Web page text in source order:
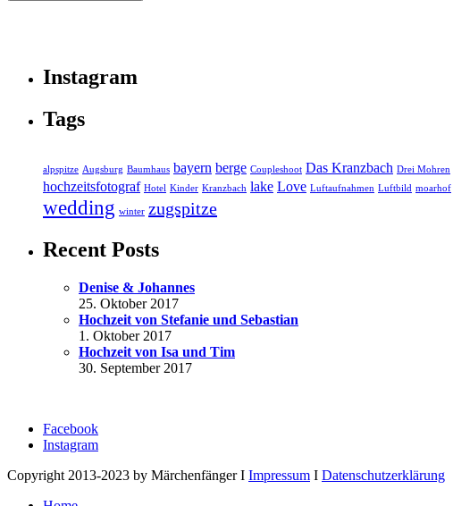
Instagram
Tags
alpspitze Augsburg Baumhaus bayern berge Coupleshoot Das Kranzbach Drei Mohren
hochzeitsfotograf Hotel Kinder Kranzbach lake Love Luftaufnahmen Luftbild moarhof
wedding winter zugspitze
Recent Posts
Denise & Johannes
25. Oktober 2017
Hochzeit von Stefanie und Sebastian
1. Oktober 2017
Hochzeit von Isa und Tim
30. September 2017
Facebook
Instagram
Copyright 2013-2023 by Märchenfänger I Impressum I Datenschutzerklärung